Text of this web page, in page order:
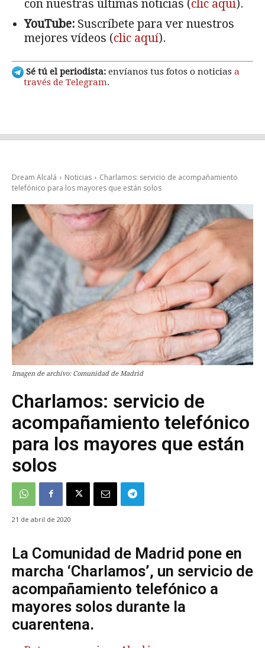
con nuestras últimas noticias (clic aquí).
YouTube: Suscríbete para ver nuestros
mejores vídeos (clic aquí).
Sé tú el periodista: envíanos tus fotos o noticias a
través de Telegram.